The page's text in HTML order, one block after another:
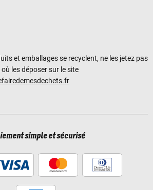
et emballages se recyclent, ne les jetez pas
où les déposer sur le site
simple et sécurisé